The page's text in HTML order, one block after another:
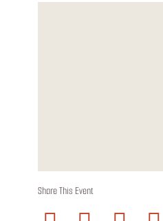
Share This Event